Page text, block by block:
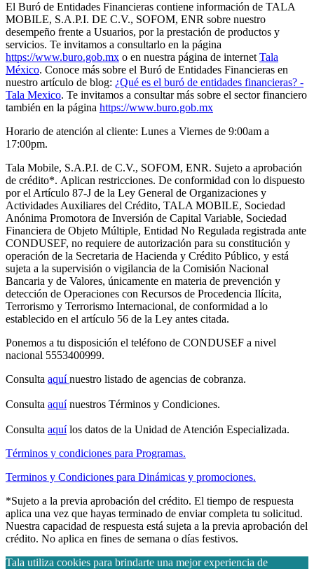
El Buró de Entidades Financieras contiene información de TALA
MOBILE, S.A.P.I. DE C.V., SOFOM, ENR sobre nuestro
desempeño frente a Usuarios, por la prestación de productos y
servicios. Te invitamos a consultarlo en la página
https://www.buro.gob.mx o en nuestra página de internetTala
México. Conoce más sobre el Buró de Entidades Financieras en
nuestro artículo de blog: ¿Qué es el buró de entidades financieras? -
Tala Mexico. Te invitamos a consultar más sobre el sector financiero
también en la página https://www.buro.gob.mx
Horario de atención al cliente: Lunes a Viernes de 9:00am a
17:00pm.
Tala Mobile, S.A.P.I. de C.V., SOFOM, ENR. Sujeto a aprobación
de crédito*. Aplican restricciones. De conformidad con lo dispuesto
por el Artículo 87-J de la Ley General de Organizaciones y
Actividades Auxiliares del Crédito, TALA MOBILE, Sociedad
Anónima Promotora de Inversión de Capital Variable, Sociedad
Financiera de Objeto Múltiple, Entidad No Regulada registrada ante
CONDUSEF, no requiere de autorización para su constitución y
operación de la Secretaria de Hacienda y Crédito Público, y está
sujeta a la supervisión o vigilancia de la Comisión Nacional
Bancaria y de Valores, únicamente en materia de prevención y
detección de Operaciones con Recursos de Procedencia Ilícita,
Terrorismo y Terrorismo Internacional, de conformidad a lo
establecido en el artículo 56 de la Ley antes citada.
Ponemos a tu disposición el teléfono de CONDUSEF a nivel
nacional 5553400999.
Consulta aquí nuestro listado de agencias de cobranza.
Consulta aquí nuestros Términos y Condiciones.
Consulta aquí los datos de la Unidad de Atención Especializada.
Términos y condiciones para Programas.
Terminos y Condiciones para Dinámicas y promociones.
*Sujeto a la previa aprobación del crédito. El tiempo de respuesta
aplica una vez que hayas terminado de enviar completa tu solicitud.
Nuestra capacidad de respuesta está sujeta a la previa aprobación del
crédito. No aplica en fines de semana o días festivos.
Tala utiliza cookies para brindarte una mejor experiencia de